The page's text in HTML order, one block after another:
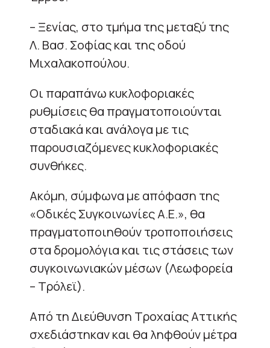
– Ξενίας, στο τμήμα της μεταξύ της
Λ. Βασ. Σοφίας και της οδού
Μιχαλακοπούλου.
Οι παραπάνω κυκλοφοριακές
ρυθμίσεις θα πραγματοποιούνται
σταδιακά και ανάλογα με τις
παρουσιαζόμενες κυκλοφοριακές
συνθήκες.
Ακόμη, σύμφωνα με απόφαση της
«Οδικές Συγκοινωνίες Α.Ε.», θα
πραγματοποιηθούν τροποποιήσεις
στα δρομολόγια και τις στάσεις των
συγκοινωνιακών μέσων (Λεωφορεία
– Τρόλεϊ).
Από τη Διεύθυνση Τροχαίας Αττικής
σχεδιάστηκαν και θα ληφθούν μέτρα